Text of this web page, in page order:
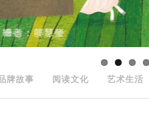
牌故事 阅读文化 艺术生活